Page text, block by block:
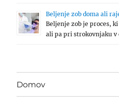
Beljenje zob doma ali
Beljenje zob je proces,
ali pa pri strokovnjaku
Domov